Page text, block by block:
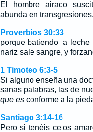
El hombre airado
abunda en transgresiones.
Proverbios 30:33
porque batiendo la
nariz sale sangre, y
1 Timoteo 6:3-5
Si alguno enseña una
sanas palabras, las de
que esconforme a la
Santiago 3:14-16
Pero si tenéis celos